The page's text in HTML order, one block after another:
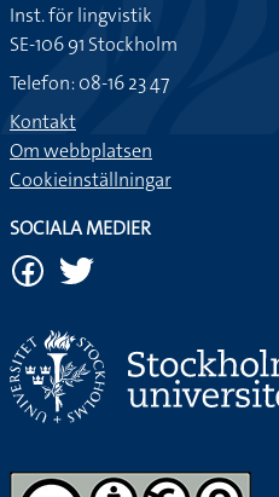
Inst. för lingvistik
SE-106 91 Stockholm
Telefon: 08-16 23 47
Kontakt
Om webbplatsen
Cookieinställningar
SOCIALA MEDIER